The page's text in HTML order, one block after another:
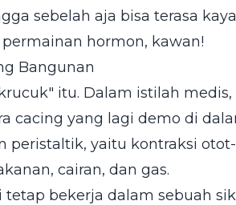
sebelah aja bisa terasa
hormon, kawan!
Bangunan
itu. Dalam istilah
cacing yang lagi demo di
peristaltik, yaitu kontraksi
cairan, dan gas.
bekerja dalam sebuah